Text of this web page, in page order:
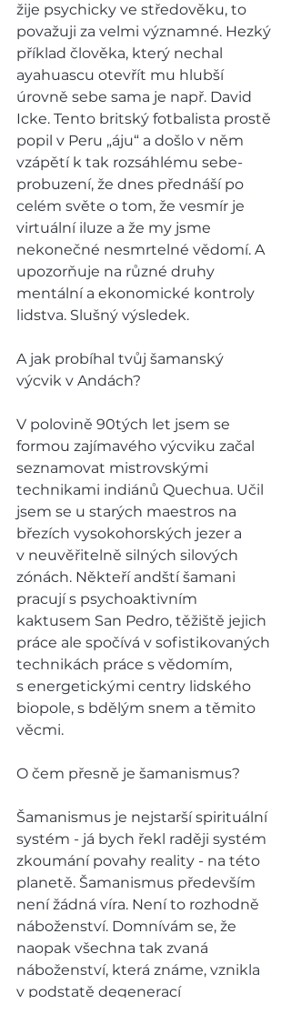
žije psychicky ve středověku, to
považuji za velmi významné. Hezký
příklad člověka, který nechal
ayahuascu otevřít mu hlubší
úrovně sebe sama je např. David
Icke. Tento britský fotbalista prostě
popil v Peru „áju“ a došlo v něm
vzápětí k tak rozsáhlému sebe-
probuzení, že dnes přednáší po
celém světe o tom, že vesmír je
virtuální iluze a že my jsme
nekonečné nesmrtelné vědomí. A
upozorňuje na různé druhy
mentální a ekonomické kontroly
lidstva. Slušný výsledek.
A jak probíhal tvůj šamanský
výcvik v Andách?
V polovině 90tých let jsem se
formou zajímavého výcviku začal
seznamovat mistrovskými
technikami indiánů Quechua. Učil
jsem se u starých maestros na
březích vysokohorských jezer a
v neuvěřitelně silných silových
zónách. Někteří andští šamani
pracují s psychoaktivním
kaktusem San Pedro, těžiště jejich
práce ale spočívá v sofistikovaných
technikách práce s vědomím,
s energetickými centry lidského
biopole, s bdělým snem a těmito
věcmi.
O čem přesně je šamanismus?
Šamanismus je nejstarší spirituální
systém - já bych řekl raději systém
zkoumání povahy reality - na této
planetě. Šamanismus především
není žádná víra. Není to rozhodně
náboženství. Domnívám se, že
naopak všechna tak zvaná
náboženství, která známe, vznikla
v podstatě degenerací